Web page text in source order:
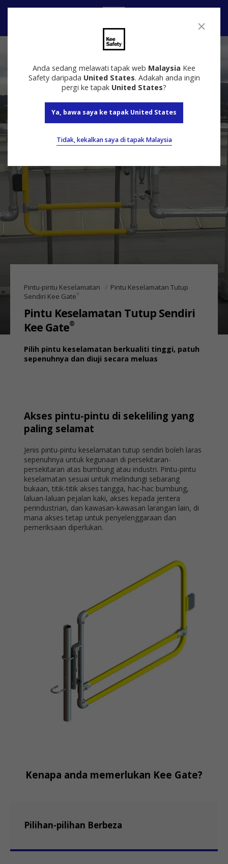
Anda sedang melawati tapak web Malaysia Kee
Safety daripada United States. Adakah anda ingin
pergi ke tapak United States?
Ya, bawa saya ke tapak United States
Tidak, kekalkan saya di tapak Malaysia
Pintu-pintu Keselamatan
Pintu Keselamatan Tutup
Sendiri Kee Gate ®
Pintu Keselamatan Tutup Sendiri
Kee Gate®
Pilih pintu keselamatan berkualiti tinggi, patuh
sepenuhnya dan diuji secara meluas
Akses pintu-pintu di sekeliling yang
paling selamat
Jenis pintu-pintu keselamatan tutup sendiri boleh laras
sepenuhnya untuk kegunaan di persekitaran-
persekitaran atas bumbung atau industri. Pintu-pintu
keselamatan sesuai untuk melindungi sebarang
bukaan, titik-titik akses tangga, hac-hac bumbung,
laluan-laluan pejalan kaki, akses kepada jentera
perindustrian, dan kawasan-kawasan larangan lain, di
mana akses tetap untuk penyelenggaraan dan
pemeriksaan diperlukan.
Kenapa anda memerlukan Kee Gate?
Pilihan-pilihan Berbeza